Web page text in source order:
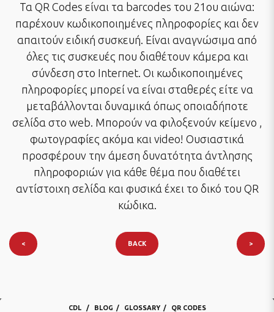
Τα QR Codes είναι τα barcodes του 21ου αιώνα:
παρέχουν κωδικοποιημένες πληροφορίες και δεν
απαιτούν ειδική συσκευή. Είναι αναγνώσιμα από
όλες τις συσκευές που διαθέτουν κάμερα και
σύνδεση στο Internet. Οι κωδικοποιημένες
πληροφορίες μπορεί να είναι σταθερές είτε να
μεταβάλλονται δυναμικά όπως οποιαδήποτε
σελίδα στο web. Μπορούν να φιλοξενούν κείμενο ,
φωτογραφίες ακόμα και video! Ουσιαστικά
προσφέρουν την άμεση δυνατότητα άντλησης
πληροφοριών για κάθε θέμα που διαθέτει
αντίστοιχη σελίδα και φυσικά έχει το δικό του QR
κώδικα.
< BACK >
CDL BLOG GLOSSARY QR CODES